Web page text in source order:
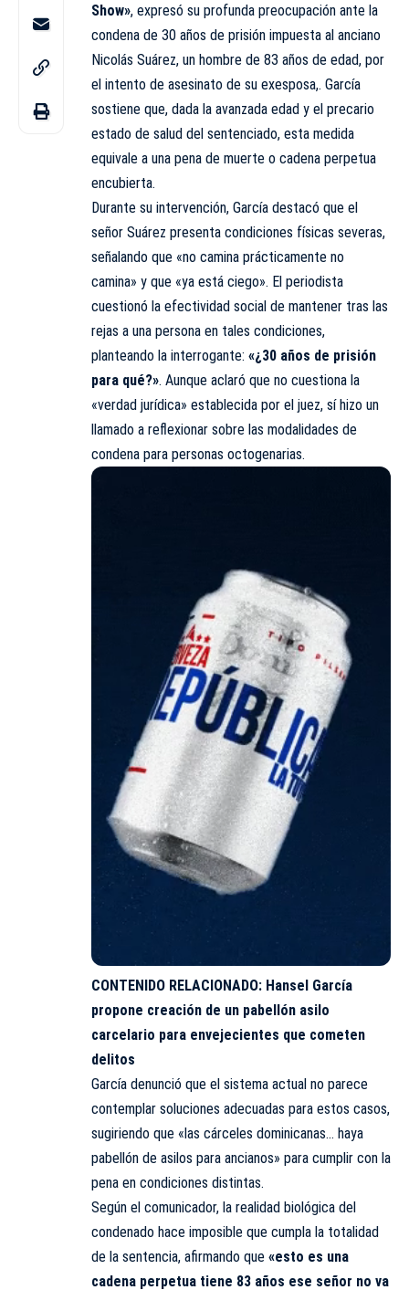
Show», expresó su profunda preocupación ante la
condena de 30 años de prisión impuesta al anciano
Nicolás Suárez, un hombre de 83 años de edad, por
el intento de asesinato de su exesposa,. García
sostiene que, dada la avanzada edad y el precario
estado de salud del sentenciado, esta medida
equivale a una pena de muerte o cadena perpetua
encubierta.
Durante su intervención, García destacó que el
señor Suárez presenta condiciones físicas severas,
señalando que «no camina prácticamente no
camina» y que «ya está ciego». El periodista
cuestionó la efectividad social de mantener tras las
rejas a una persona en tales condiciones,
planteando la interrogante: «¿30 años de prisión
para qué?». Aunque aclaró que no cuestiona la
«verdad jurídica» establecida por el juez, sí hizo un
llamado a reflexionar sobre las modalidades de
condena para personas octogenarias.
CONTENIDO RELACIONADO: Hansel García
propone creación de un pabellón asilo
carcelario para envejecientes que cometen
delitos
García denunció que el sistema actual no parece
contemplar soluciones adecuadas para estos casos,
sugiriendo que «las cárceles dominicanas… haya
pabellón de asilos para ancianos» para cumplir con la
pena en condiciones distintas.
Según el comunicador, la realidad biológica del
condenado hace imposible que cumpla la totalidad
de la sentencia, afirmando que «esto es una
cadena perpetua tiene 83 años ese señor no va